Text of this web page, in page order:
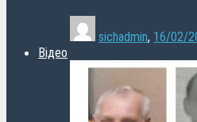
sichadmin, 16/02/
Відео